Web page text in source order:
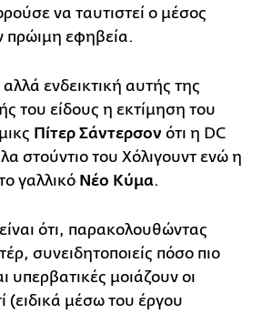
να ταυτιστεί ο μέσος
πρώιμη εφηβεία.
ενδεικτική αυτής της
του είδους η εκτίμηση του
Πίτερ Σάντερσον ότι η DC
στούντιο του Χόλιγουντ ενώ η
γαλλικό Νέο Κύμα.
ότι, παρακολουθώντας
συνειδητοποιείς πόσο πιο
υπερβατικές μοιάζουν οι
(ειδικά μέσω του έργου